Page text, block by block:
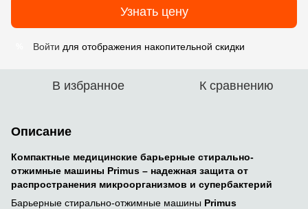
Узнать цену
Войти для отображения накопительной скидки
В избранное К сравнению
Описание
Компактные медицинские барьерные стирально-
отжимные машины Primus – надежная защита от
распространения микроорганизмов и супербактерий
Барьерные стирально-отжимные машины Primus